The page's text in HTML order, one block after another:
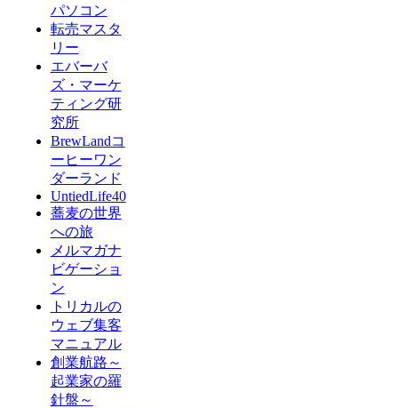
パソコン
転売マスタ
リー
エバーバ
ズ・マーケ
ティング研
究所
BrewLandコ
ーヒーワン
ダーランド
UntiedLife40
蕎麦の世界
への旅
メルマガナ
ビゲーショ
ン
トリカルの
ウェブ集客
マニュアル
創業航路～
起業家の羅
針盤～